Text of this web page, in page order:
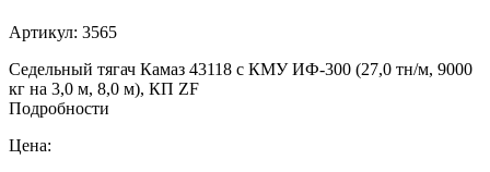
Артикул: 3565
Седельный тягач Камаз 43118 с КМУ ИФ-300 (27,0 тн/м, 9000
кг на 3,0 м, 8,0 м), КП ZF
Подробности
Цена: